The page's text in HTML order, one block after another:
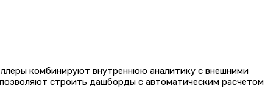
комбинируют внутреннюю аналитику с внешними
строить дашборды с автоматическим расчетом